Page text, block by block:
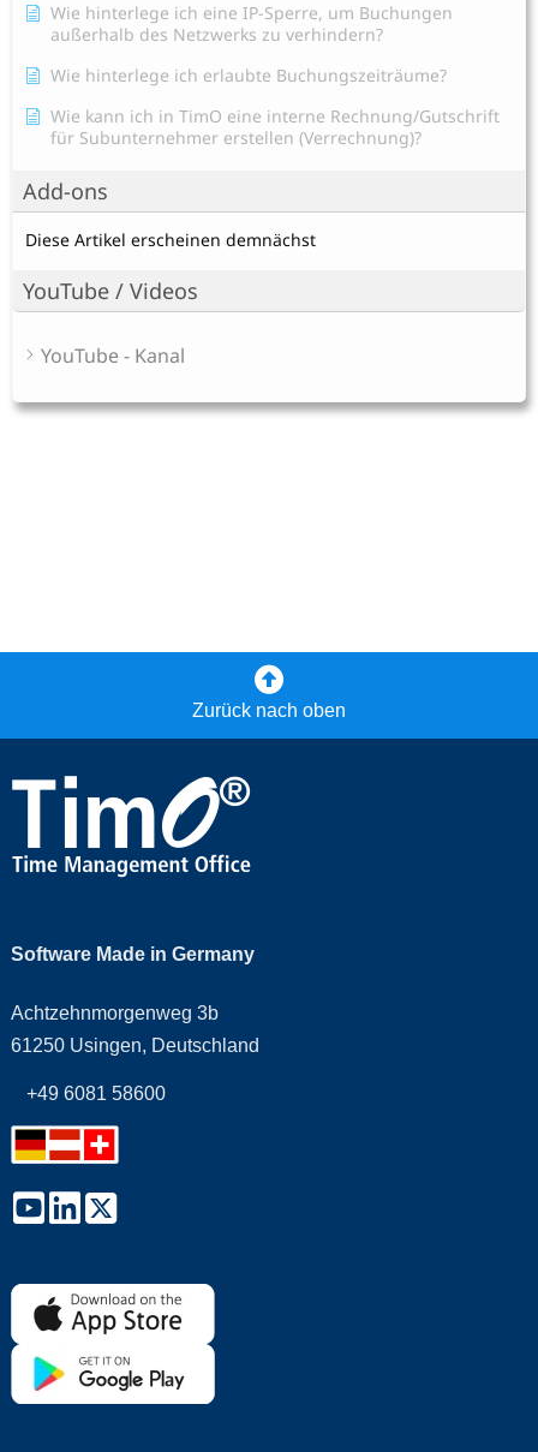
Wie hinterlege ich eine IP-Sperre, um Buchungen
außerhalb des Netzwerks zu verhindern?
Wie hinterlege ich erlaubte Buchungszeiträume?
Wie kann ich in TimO eine interne Rechnung/Gutschrift
für Subunternehmer erstellen (Verrechnung)?
Add-ons
Diese Artikel erscheinen demnächst
YouTube / Videos
YouTube - Kanal
Zurück nach oben
Software Made in Germany
Achtzehnmorgenweg 3b
61250 Usingen, Deutschland
+49 6081 58600